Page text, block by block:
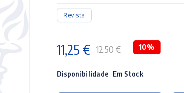
Revista
12,50€
preço
11,25 €
preço
10%
Disponibilidade Em Stock